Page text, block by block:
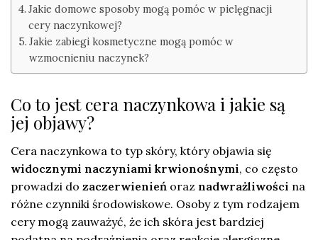
Jakie domowe sposoby mogą pomóc w pielęgnacji
cery naczynkowej?
Jakie zabiegi kosmetyczne mogą pomóc w
wzmocnieniu naczynek?
Co to jest cera naczynkowa i jakie są
jej objawy?
Cera naczynkowa to typ skóry, który objawia się
widocznymi naczyniami krwionośnymi, co często
prowadzi do zaczerwienień oraz nadwrażliwości na
różne czynniki środowiskowe. Osoby z tym rodzajem
cery mogą zauważyć, że ich skóra jest bardziej